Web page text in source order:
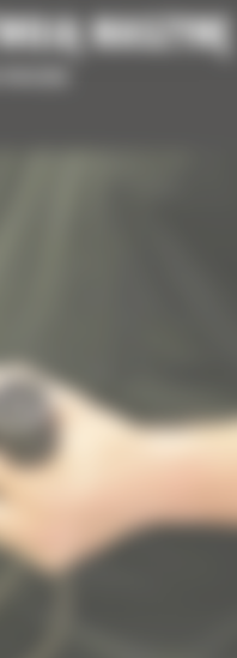
MASZYNĘ